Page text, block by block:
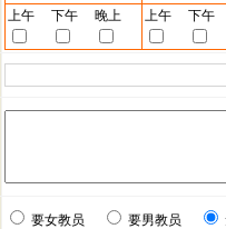
上午
下午 晚上 上午 下午
要女教员 要男教员